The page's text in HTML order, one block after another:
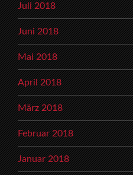
Juli 2018
Juni 2018
Mai 2018
April 2018
März 2018
Februar 2018
Januar 2018